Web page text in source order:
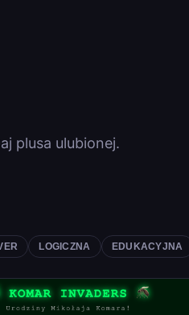
plusa ulubionej.
LOGICZNA EDUKACYJNA